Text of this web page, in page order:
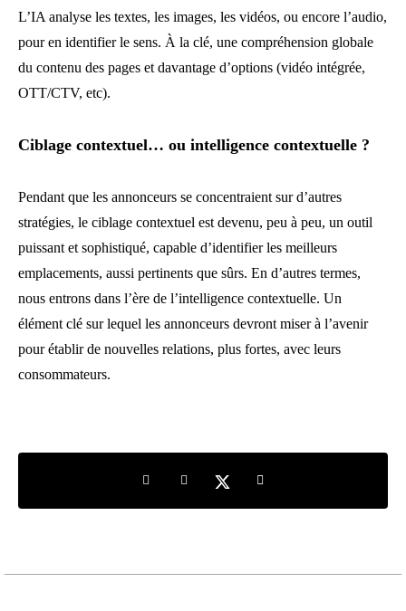
L’IA analyse les textes, les images, les vidéos, ou encore l’audio,
pour en identifier le sens. À la clé, une compréhension globale
du contenu des pages et davantage d’options (vidéo intégrée,
OTT/CTV, etc).
Ciblage contextuel… ou intelligence contextuelle ?
Pendant que les annonceurs se concentraient sur d’autres
stratégies, le ciblage contextuel est devenu, peu à peu, un outil
puissant et sophistiqué, capable d’identifier les meilleurs
emplacements, aussi pertinents que sûrs. En d’autres termes,
nous entrons dans l’ère de l’intelligence contextuelle. Un
élément clé sur lequel les annonceurs devront miser à l’avenir
pour établir de nouvelles relations, plus fortes, avec leurs
consommateurs.
Share on LinkedIn
Share on Facebook
Share on TwitterShare by e-mail